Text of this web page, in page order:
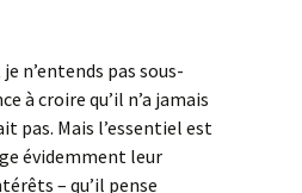
n’entends pas sous-
à croire qu’il n’a jamais
pas. Mais l’essentiel est
évidemment leur
– qu’il pense